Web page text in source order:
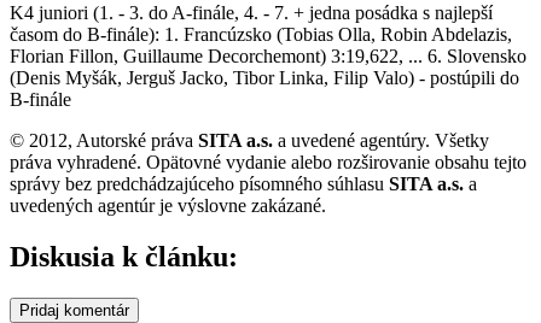
K4 juniori (1. - 3. do A-finále, 4. - 7. + jedna posádka s najlepší
časom do B-finále): 1. Francúzsko (Tobias Olla, Robin Abdelazis,
Florian Fillon, Guillaume Decorchemont) 3:19,622, ... 6. Slovensko
(Denis Myšák, Jerguš Jacko, Tibor Linka, Filip Valo) - postúpili do
B-finále
© 2012, Autorské práva SITA a.s. a uvedené agentúry. Všetky
práva vyhradené. Opätovné vydanie alebo rozširovanie obsahu tejto
správy bez predchádzajúceho písomného súhlasu SITA a.s. a
uvedených agentúr je výslovne zakázané.
Diskusia k článku:
Pridaj komentár